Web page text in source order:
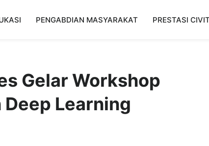
PENGABDIAN MASYARAKAT PRESTASI
Gelar Workshop
Learning